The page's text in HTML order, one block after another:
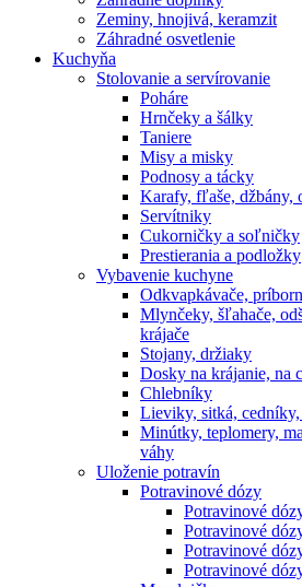
Zeminy, hnojivá, keramzit
Záhradné osvetlenie
Kuchyňa
Stolovanie a servírovanie
Poháre
Hrnčeky a šálky
Taniere
Misy a misky
Podnosy a tácky
Karafy, fľaše, džbány,
Servítniky
Cukorničky a soľničky
Prestierania a podložky
Vybavenie kuchyne
Odkvapkávače,
Mlynčeky, šľahače,
krájače
Stojany, držiaky
Dosky na krájanie, na
Chlebníky
Lieviky, sitká, cedníky,
Minútky, teplomery,
váhy
Uloženie potravín
Potravinové dózy
Potravinové
Potravinové
Potravinové
Potravinové